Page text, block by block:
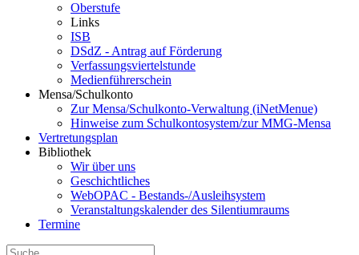
Oberstufe
Links
ISB
DSdZ - Antrag auf Förderung
Verfassungsviertelstunde
Medienführerschein
Mensa/Schulkonto
Zur Mensa/Schulkonto-Verwaltung (iNetMenue)
Hinweise zum Schulkontosystem/zur MMG-Mensa
Vertretungsplan
Bibliothek
Wir über uns
Geschichtliches
WebOPAC - Bestands-/Ausleihsystem
Veranstaltungskalender des Silentiumraums
Termine